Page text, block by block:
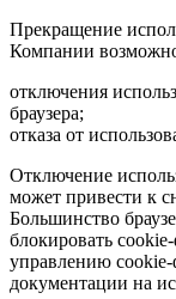
Прекращение
Компании
отключения
браузера;
отказа от
Отключение
может привести к
Большинство
блокировать
управлению
документации на